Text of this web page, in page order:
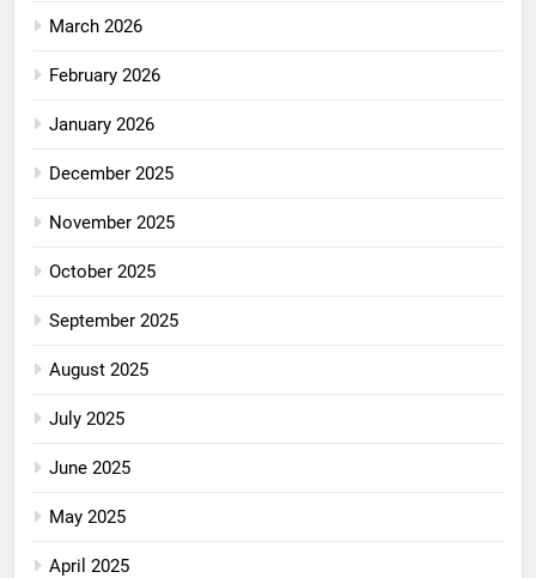
March 2026
February 2026
January 2026
December 2025
November 2025
October 2025
September 2025
August 2025
July 2025
June 2025
May 2025
April 2025